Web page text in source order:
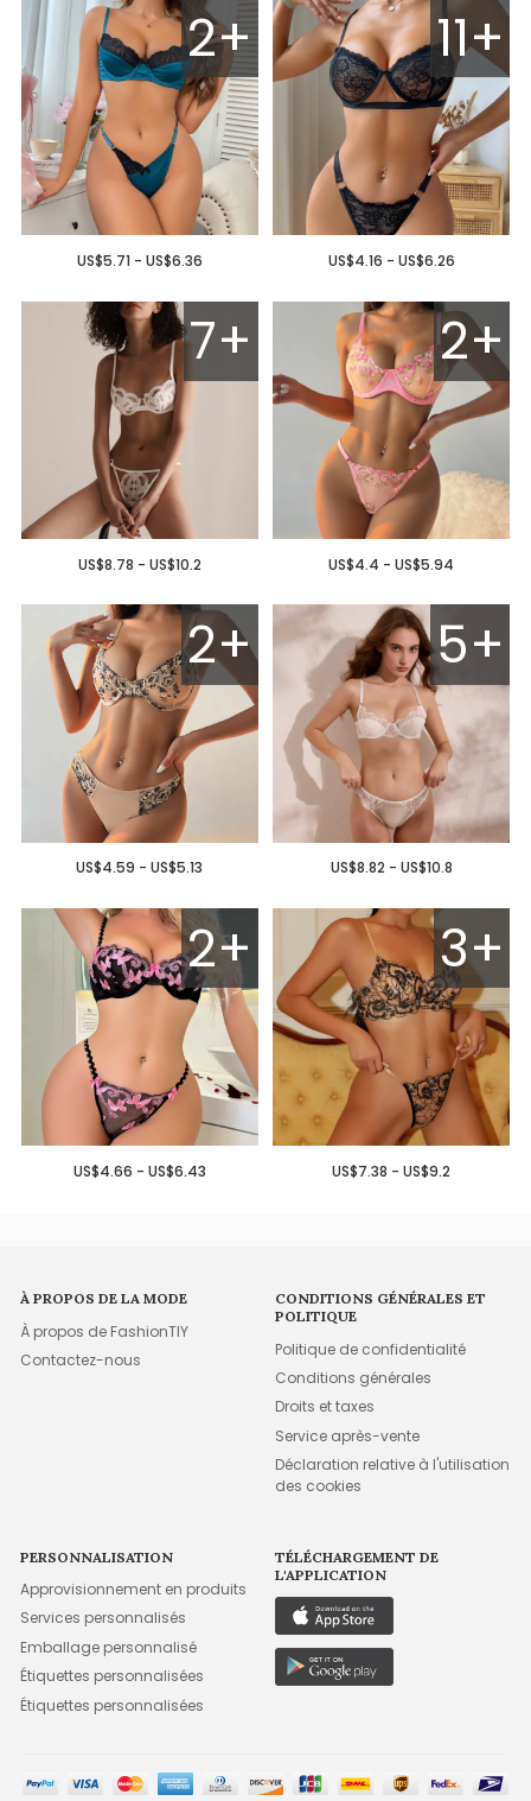
2+
US$5.71 - US$6.36
11+
US$4.16 - US$6.26
7+
US$8.78 - US$10.2
2+
US$4.4 - US$5.94
2+
US$4.59 - US$5.13
5+
US$8.82 - US$10.8
2+
US$4.66 - US$6.43
3+
US$7.38 - US$9.2
À PROPOS DE LA MODE
À propos de FashionTIY
Contactez-nous
CONDITIONS GÉNÉRALES ET
POLITIQUE
Politique de confidentialité
Conditions générales
Droits et taxes
Service après-vente
Déclaration relative à l'utilisation
des cookies
PERSONNALISATION
Approvisionnement en produits
Services personnalisés
Emballage personnalisé
Étiquettes personnalisées
Étiquettes personnalisées
TÉLÉCHARGEMENT DE
L'APPLICATION